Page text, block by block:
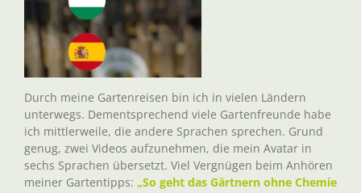
Durch meine Gartenreisen bin ich in vielen Ländern
unterwegs. Dementsprechend viele Gartenfreunde habe
ich mittlerweile, die andere Sprachen sprechen. Grund
genug, zwei Videos aufzunehmen, die mein Avatar in
sechs Sprachen übersetzt. Viel Vergnügen beim Anhören
meiner Gartentipps: „So geht das Gärtnern ohne Chemie